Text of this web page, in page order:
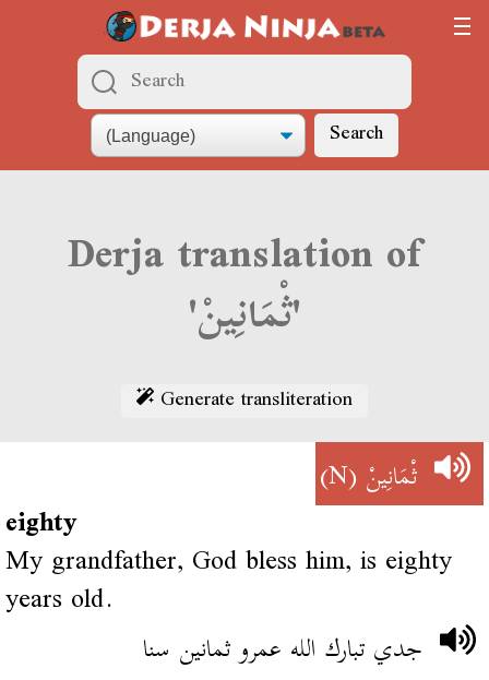
Search
Derja translation of
'ثْمَانِينْ'
Generate transliteration
ثْمَانِينْ(N)
eighty
My grandfather, God bless him, is eighty
years old.
جدي تبارك الله عمرو ثمانين سنا